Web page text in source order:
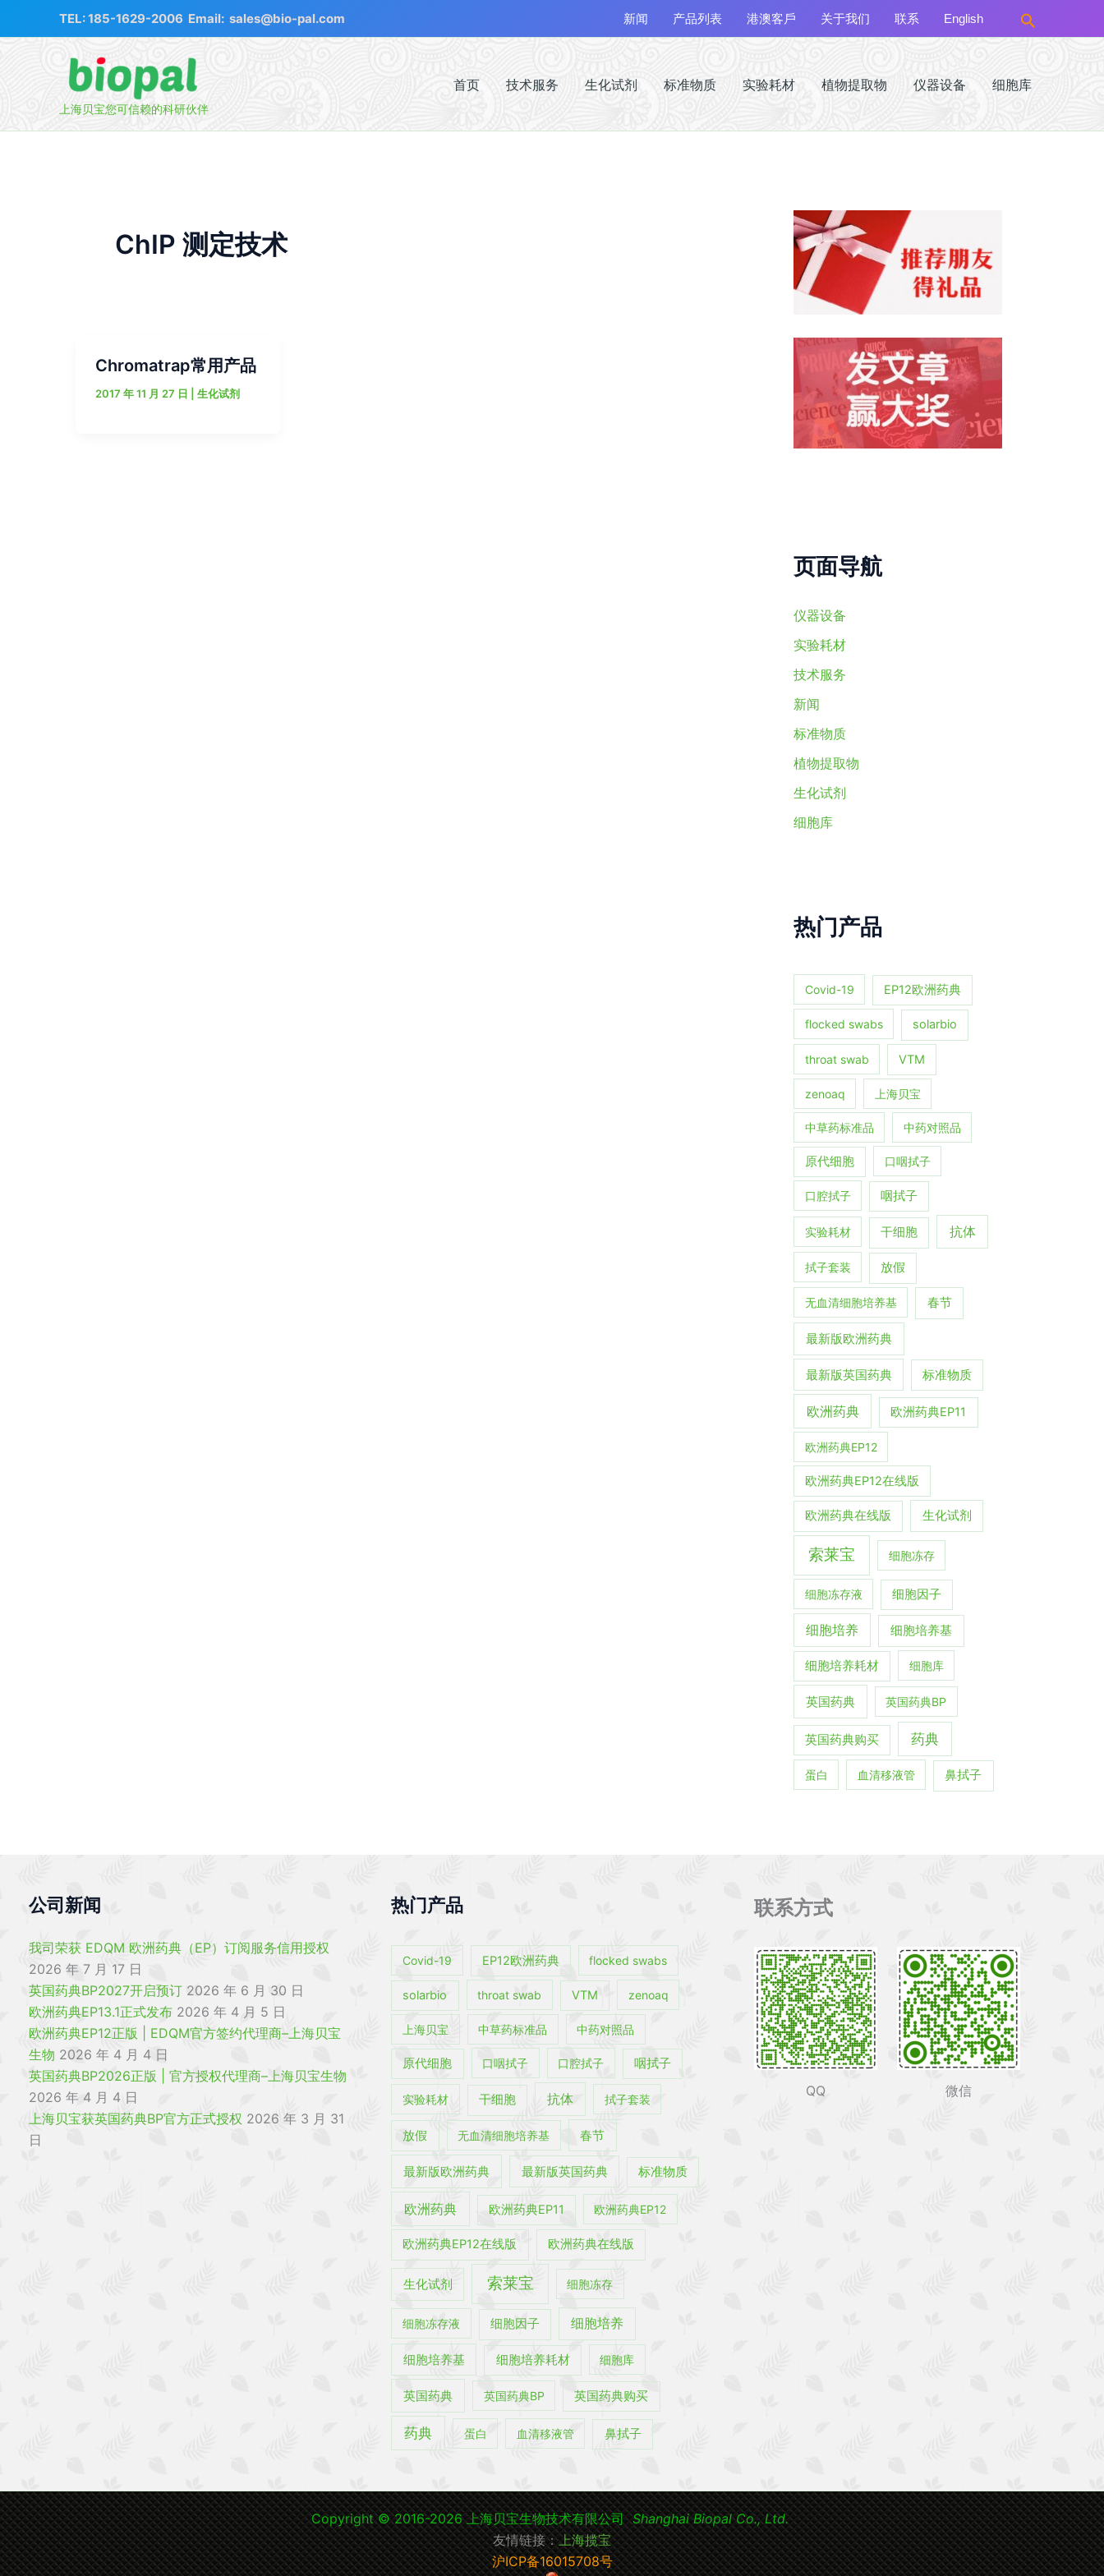
TEL:185-1629-2006 Email: sales@bio-pal.com 新闻 产品列表 港澳客戶 关于我们 联系 English
搜
索
上海贝宝您可信赖的科研伙伴
首页 技术服务 生化试剂 标准物质 实验耗材 植物提取物 仪器设备 细胞库
ChIP 测定技术
Chromatrap常用产品
2017 年 11 月 27 日 生化试剂
页面导航
仪器设备
实验耗材
技术服务
新闻
标准物质
植物提取物
生化试剂
细胞库
热门产品
Covid-19 EP12欧洲药典
flocked swabs solarbio
throat swab VTM
zenoaq 上海贝宝
中草药标准品 中药对照品
原代细胞 口咽拭子
口腔拭子 咽拭子
实验耗材 干细胞 抗体
拭子套装 放假
无血清细胞培养基 春节
最新版欧洲药典
最新版英国药典 标准物质
欧洲药典 欧洲药典EP11
欧洲药典EP12
欧洲药典EP12在线版
欧洲药典在线版 生化试剂
索莱宝 细胞冻存
细胞冻存液 细胞因子
细胞培养 细胞培养基
细胞培养耗材 细胞库
英国药典 英国药典BP
英国药典购买 药典
蛋白 血清移液管 鼻拭子
公司新闻
我司荣获 EDQM 欧洲药典（EP）订阅服务信用授权
2026 年 7 月 17 日
英国药典BP2027开启预订 2026 年 6 月 30 日
欧洲药典EP13.1正式发布 2026 年 4 月 5 日
欧洲药典EP12正版 | EDQM官方签约代理商–上海贝宝
生物 2026 年 4 月 4 日
英国药典BP2026正版 | 官方授权代理商–上海贝宝生物
2026 年 4 月 4 日
上海贝宝获英国药典BP官方正式授权 2026 年 3 月 31
日
热门产品
Covid-19 EP12欧洲药典 flocked swabs
solarbio throat swab VTM zenoaq
上海贝宝 中草药标准品 中药对照品
原代细胞 口咽拭子 口腔拭子 咽拭子
实验耗材 干细胞 抗体 拭子套装
放假 无血清细胞培养基 春节
最新版欧洲药典 最新版英国药典 标准物质
欧洲药典 欧洲药典EP11 欧洲药典EP12
欧洲药典EP12在线版 欧洲药典在线版
生化试剂 索莱宝 细胞冻存
细胞冻存液 细胞因子 细胞培养
细胞培养基 细胞培养耗材 细胞库
英国药典 英国药典BP 英国药典购买
药典 蛋白 血清移液管 鼻拭子
联系方式
QQ 微信
Copyright © 2016-2026 上海贝宝生物技术有限公司 Shanghai Biopal Co., Ltd.
友情链接：上海揽宝
沪ICP备16015708号